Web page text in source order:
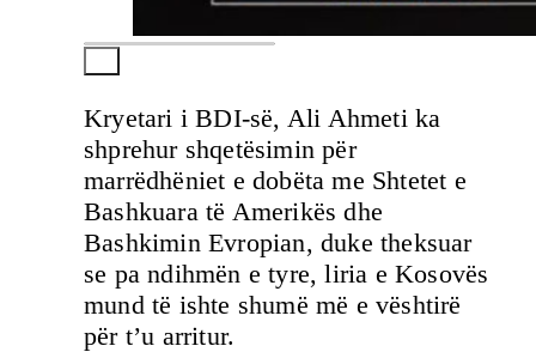
Kryetari i BDI-së, Ali Ahmeti ka
shprehur shqetësimin për
marrëdhëniet e dobëta me Shtetet e
Bashkuara të Amerikës dhe
Bashkimin Evropian, duke theksuar
se pa ndihmën e tyre, liria e Kosovës
mund të ishte shumë më e vështirë
për t’u arritur.